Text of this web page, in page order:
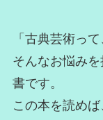
「古典芸術っ
そんなお悩み
書です。
この本を読め